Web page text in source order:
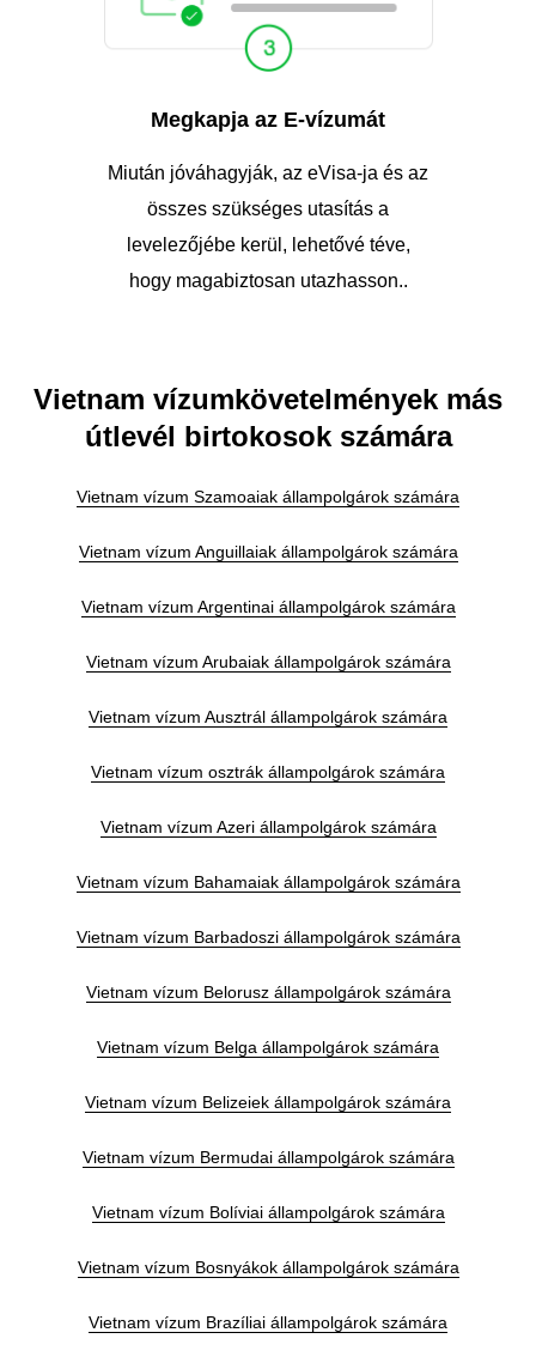
Megkapja az E-vízumát
Miután jóváhagyják, az eVisa-ja és az
összes szükséges utasítás a
levelezőjébe kerül, lehetővé téve,
hogy magabiztosan utazhasson..
Vietnam vízumkövetelmények más
útlevél birtokosok számára
Vietnam vízum Szamoaiak állampolgárok számára
Vietnam vízum Anguillaiak állampolgárok számára
Vietnam vízum Argentinai állampolgárok számára
Vietnam vízum Arubaiak állampolgárok számára
Vietnam vízum Ausztrál állampolgárok számára
Vietnam vízum osztrák állampolgárok számára
Vietnam vízum Azeri állampolgárok számára
Vietnam vízum Bahamaiak állampolgárok számára
Vietnam vízum Barbadoszi állampolgárok számára
Vietnam vízum Belorusz állampolgárok számára
Vietnam vízum Belga állampolgárok számára
Vietnam vízum Belizeiek állampolgárok számára
Vietnam vízum Bermudai állampolgárok számára
Vietnam vízum Bolíviai állampolgárok számára
Vietnam vízum Bosnyákok állampolgárok számára
Vietnam vízum Brazíliai állampolgárok számára